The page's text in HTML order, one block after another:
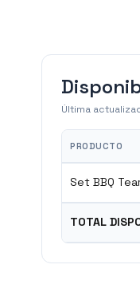
Última
PRODUCTO
Set BBQ
TOTAL